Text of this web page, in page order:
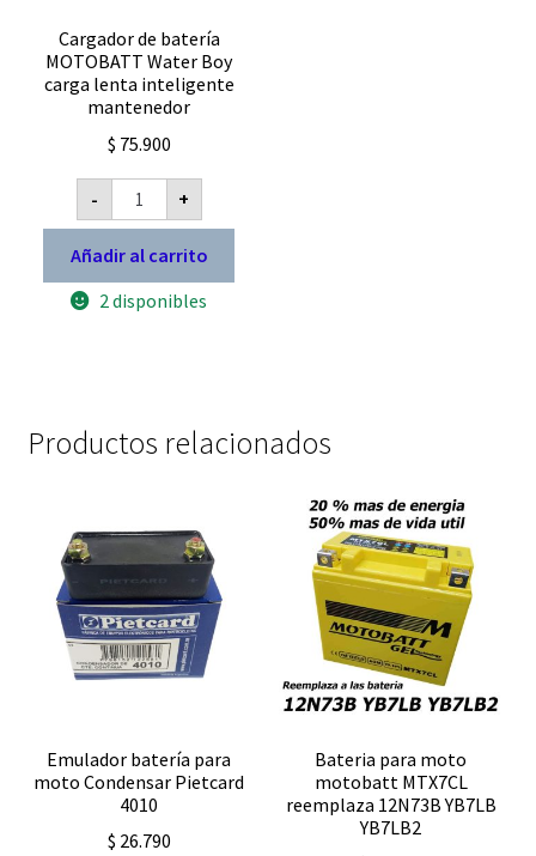
Cargador de batería
MOTOBATT Water Boy
carga lenta inteligente
mantenedor
$ 75.900
-
Cargador
batería
MOTOBATT
Water
Boy
carga
+
Añadir al carrito
2 disponibles
Productos relacionados
Emulador batería para
moto Condensar Pietcard
4010
$ 26.790
Bateria para moto
motobatt MTX7CL
reemplaza 12N73B YB7LB
YB7LB2